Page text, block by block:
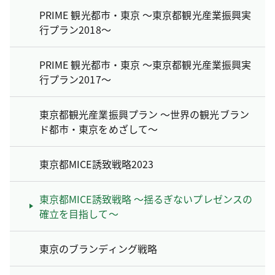
PRIME 観光都市・東京 ～東京都観光産業振興実
行プラン2018～
PRIME 観光都市・東京 ～東京都観光産業振興実
行プラン2017～
東京都観光産業振興プラン ～世界の観光ブラン
ド都市・東京をめざして～
東京都MICE誘致戦略2023
東京都MICE誘致戦略 ～揺るぎないプレゼンスの
確立を目指して～
東京のブランディング戦略